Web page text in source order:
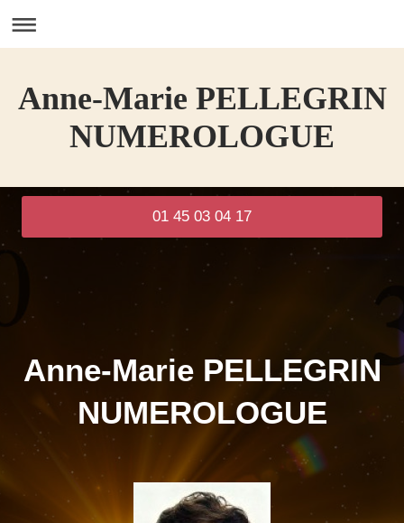
Anne-Marie PELLEGRIN
NUMEROLOGUE
01 45 03 04 17
Anne-Marie PELLEGRIN
NUMEROLOGUE